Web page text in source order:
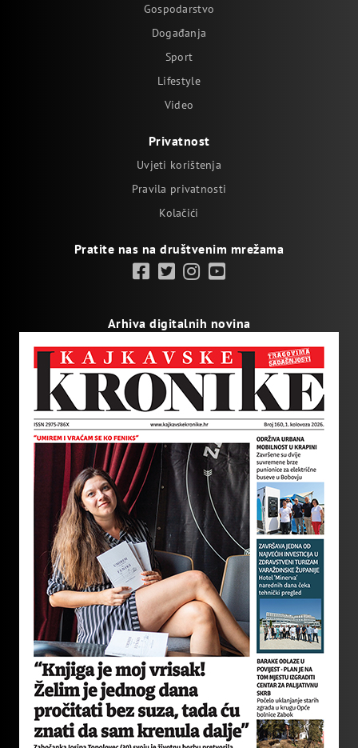
Gospodarstvo
Događanja
Sport
Lifestyle
Video
Privatnost
Uvjeti korištenja
Pravila privatnosti
Kolačići
Pratite nas na društvenim mrežama
Arhiva digitalnih novina